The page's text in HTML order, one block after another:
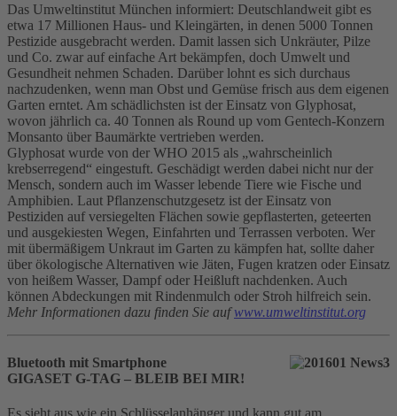
Das Umweltinstitut München informiert: Deutschlandweit gibt es
etwa 17 Millionen Haus- und Kleingärten, in denen 5000 Tonnen
Pestizide ausgebracht werden. Damit lassen sich Unkräuter, Pilze
und Co. zwar auf einfache Art bekämpfen, doch Umwelt und
Gesundheit nehmen Schaden. Darüber lohnt es sich durchaus
nachzudenken, wenn man Obst und Gemüse frisch aus dem eigenen
Garten erntet. Am schädlichsten ist der Einsatz von Glyphosat,
wovon jährlich ca. 40 Tonnen als Round up vom Gentech-Konzern
Monsanto über Baumärkte vertrieben werden.
Glyphosat wurde von der WHO 2015 als „wahrscheinlich
krebserregend“ eingestuft. Geschädigt werden dabei nicht nur der
Mensch, sondern auch im Wasser lebende Tiere wie Fische und
Amphibien. Laut Pflanzenschutzgesetz ist der Einsatz von
Pestiziden auf versiegelten Flächen sowie gepflasterten, geteerten
und ausgekiesten Wegen, Einfahrten und Terrassen verboten. Wer
mit übermäßigem Unkraut im Garten zu kämpfen hat, sollte daher
über ökologische Alternativen wie Jäten, Fugen kratzen oder Einsatz
von heißem Wasser, Dampf oder Heißluft nachdenken. Auch
können Abdeckungen mit Rindenmulch oder Stroh hilfreich sein.
Mehr Informationen dazu finden Sie aufwww.umweltinstitut.org
Bluetooth mit Smartphone
GIGASET G-TAG – BLEIB BEI MIR!